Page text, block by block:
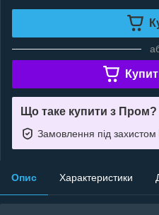
Що таке купити з Пром?
Замовлення під захистом
Опис Характеристики